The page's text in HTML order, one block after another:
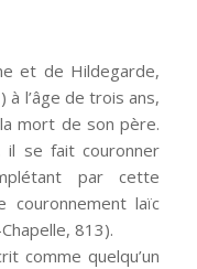
et de Hildegarde,
à l’âge de trois ans,
mort de son père.
il se fait couronner
par cette
couronnement laïc
813).
comme quelqu’un